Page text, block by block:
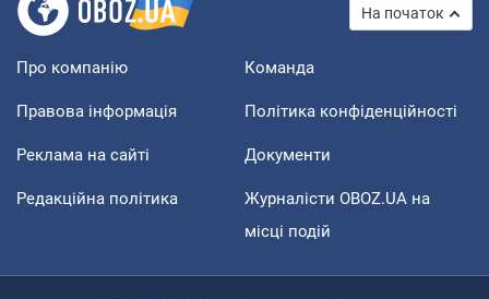
На початок
Про компанію Команда
Правова інформація Політика конфіденційності
Реклама на сайті Документи
Редакційна політика
Журналісти OBOZ.UA на
місці подій